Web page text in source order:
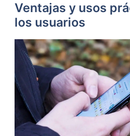
Ventajas y usos
los usuarios